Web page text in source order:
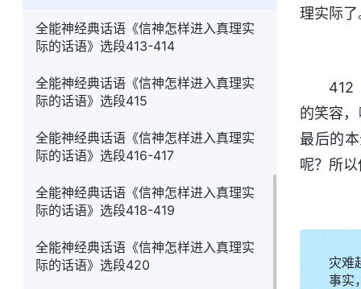
全能神经典话语《信神怎样进入真理实
际的话语》选段413-414
全能神经典话语《信神怎样进入真理实
际的话语》选段415
全能神经典话语《信神怎样进入真理实
际的话语》选段416-417
全能神经典话语《信神怎样进入真理实
际的话语》选段418-419
全能神经典话语《信神怎样进入真理实
际的话语》选段420
理实际
412
的笑容
最后的
呢？所
灾难
事实